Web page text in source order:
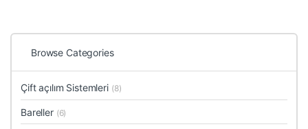
Browse Categories
Çift açılım Sistemleri (8)
Bareller (6)